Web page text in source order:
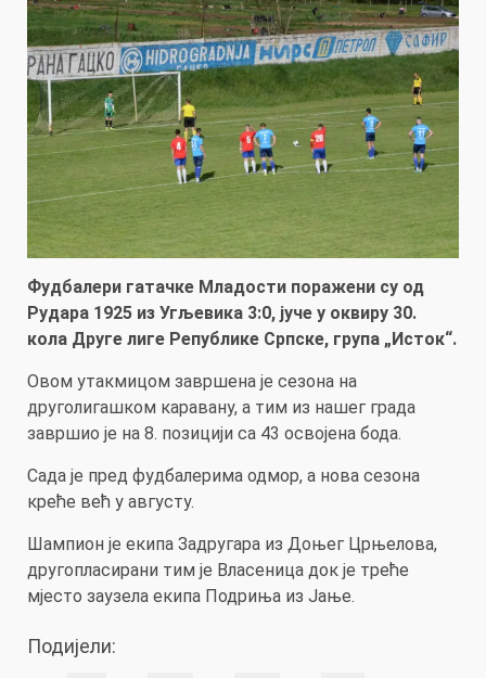
Фудбалери гатачке Младости поражени су од
Рудара 1925 из Угљевика 3:0, јуче у оквиру 30.
кола Друге лиге Републике Српске, група „Исток“.
Овом утакмицом завршена је сезона на
друголигашком каравану, а тим из нашег града
завршио је на 8. позицији са 43 освојена бода.
Сада је пред фудбалерима одмор, а нова сезона
креће већ у августу.
Шампион је екипа Задругара из Доњег Црњелова,
другопласирани тим је Власеница док је треће
мјесто заузела екипа Подриња из Јање.
Подијели: